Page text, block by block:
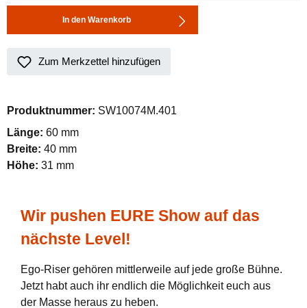
In den Warenkorb
Zum Merkzettel hinzufügen
Produktnummer: SW10074M.401
Länge: 60 mm
Breite: 40 mm
Höhe: 31 mm
Wir pushen EURE Show auf das
nächste Level!
Ego-Riser gehören mittlerweile auf jede große Bühne.
Jetzt habt auch ihr endlich die Möglichkeit euch aus
der Masse heraus zu heben.